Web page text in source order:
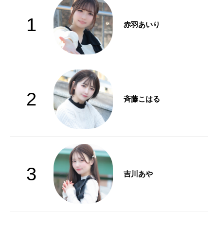
1 赤羽あいり
2 斉藤こはる
3 吉川あや